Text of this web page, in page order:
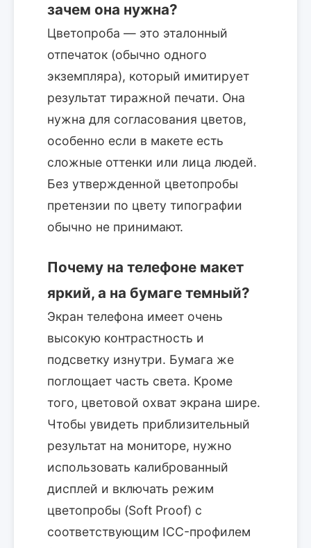
зачем она нужна?
Цветопроба — это эталонный
отпечаток (обычно одного
экземпляра), который имитирует
результат тиражной печати. Она
нужна для согласования цветов,
особенно если в макете есть
сложные оттенки или лица людей.
Без утвержденной цветопробы
претензии по цвету типографии
обычно не принимают.
Почему на телефоне макет
яркий, а на бумаге темный?
Экран телефона имеет очень
высокую контрастность и
подсветку изнутри. Бумага же
поглощает часть света. Кроме
того, цветовой охват экрана шире.
Чтобы увидеть приблизительный
результат на мониторе, нужно
использовать калиброванный
дисплей и включать режим
цветопробы (Soft Proof) с
соответствующим ICC-профилем